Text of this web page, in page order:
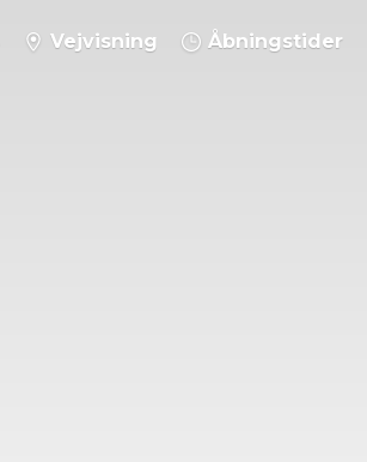
Vejvisning Åbningstider